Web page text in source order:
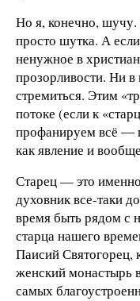
Но я, конечно,
просто шутка. А
ненужное в
прозорливости. Ни в
стремиться. Этим
потоке (если к
профанируем всё ―
как явление и
Старец — это
духовник все-таки
время быть рядом с
старца нашего
Паисий Святогорец,
женский монастырь
самых